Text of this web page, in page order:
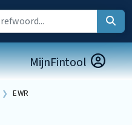
MijnFintool
EWR